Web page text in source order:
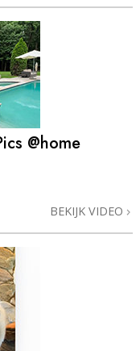
@home
BEKIJK VIDEO